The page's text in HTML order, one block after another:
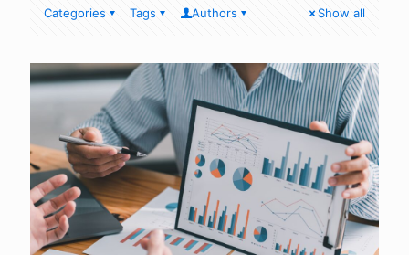
Categories Tags Authors Show all